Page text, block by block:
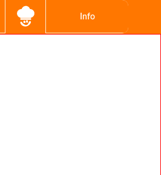
Info